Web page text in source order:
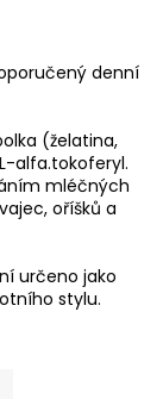
denní
(želatina,
alfa.tokoferyl.
mléčných
oříšků a
určeno jako
stylu.